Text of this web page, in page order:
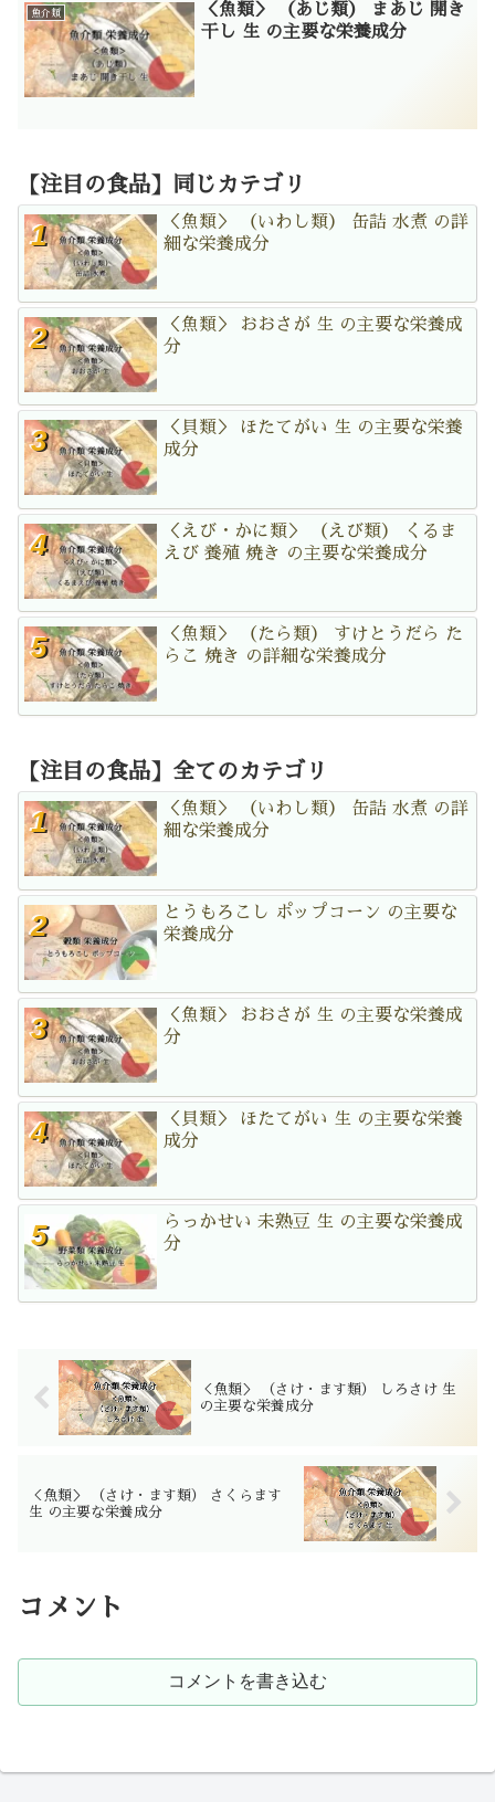
魚介類
＜魚類＞ （あじ類） まあじ 開き
干し 生 の主要な栄養成分
【注目の食品】同じカテゴリ
＜魚類＞ （いわし類） 缶詰 水煮 の詳
細な栄養成分
＜魚類＞ おおさが 生 の主要な栄養成
分
＜貝類＞ ほたてがい 生 の主要な栄養
成分
＜えび・かに類＞ （えび類） くるま
えび 養殖 焼き の主要な栄養成分
＜魚類＞ （たら類） すけとうだら た
らこ 焼き の詳細な栄養成分
【注目の食品】全てのカテゴリ
＜魚類＞ （いわし類） 缶詰 水煮 の詳
細な栄養成分
とうもろこし ポップコーン の主要な
栄養成分
＜魚類＞ おおさが 生 の主要な栄養成
分
＜貝類＞ ほたてがい 生 の主要な栄養
成分
らっかせい 未熟豆 生 の主要な栄養成
分
＜魚類＞ （さけ・ます類） しろさけ 生
の主要な栄養成分
＜魚類＞ （さけ・ます類） さくらます
生 の主要な栄養成分
コメント
コメントを書き込む